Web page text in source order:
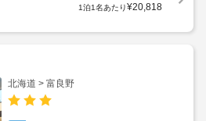
1泊1名あたり¥20,818
北海道 > 富良野